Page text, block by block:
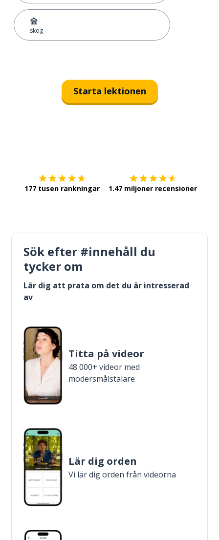
숲
skog
Starta lektionen
177 tusen rankningar 1.47 miljoner recensioner
Sök efter #innehåll du
tycker om
Lär dig att prata om det du är intresserad
av
Titta på videor
48 000+ videor med
modersmålstalare
Lär dig orden
Vi lär dig orden från videorna